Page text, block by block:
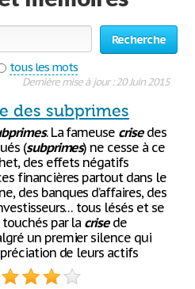
Recherche
tous les mots
Dernière mise à jour : 20 Juin 2015
des subprimes
. La fameuse crisedes
(subprimes) ne cesse à ce
des effets négatifs
financières partout dans le
des banques d’affaires, des
tous lésés et se
par la crisede
un premier silence qui
de leurs actifs